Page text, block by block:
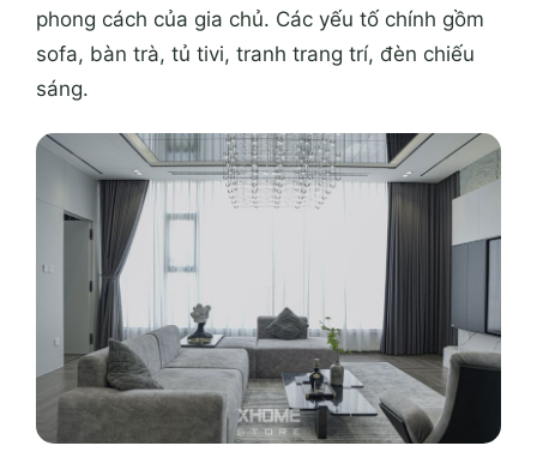
phong cách của gia chủ. Các yếu tố chính gồm
sofa, bàn trà, tủ tivi, tranh trang trí, đèn chiếu
sáng.